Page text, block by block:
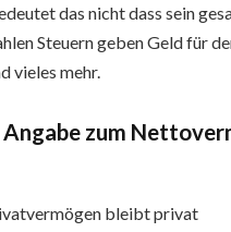
das nicht dass sein
Steuern geben Geld für
vieles mehr.
zum
bleibt privat